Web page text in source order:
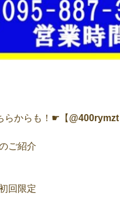
らからも！☛【 @400rymzt
ご紹介
回限定